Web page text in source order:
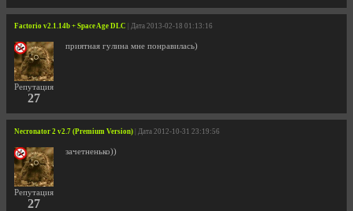
Factorio v2.1.14b + Space Age DLC | Дата 2013-02-18 01:13:16
Репутация
27
приятная гулина мне понравилась)
Necronator 2 v2.7 (Premium Version) | Дата 2012-10-31 23:19:56
Репутация
27
зачетненько))